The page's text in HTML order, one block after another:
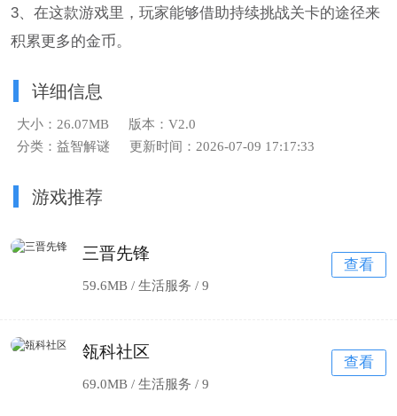
3、在这款游戏里，玩家能够借助持续挑战关卡的途径来
积累更多的金币。
详细信息
大小：26.07MB
版本：V2.0
分类：益智解谜
更新时间：2026-07-09 17:17:33
游戏推荐
三晋先锋
59.6MB / 生活服务 /9
查看
瓴科社区
69.0MB / 生活服务 /9
查看